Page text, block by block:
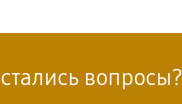
вопросы?